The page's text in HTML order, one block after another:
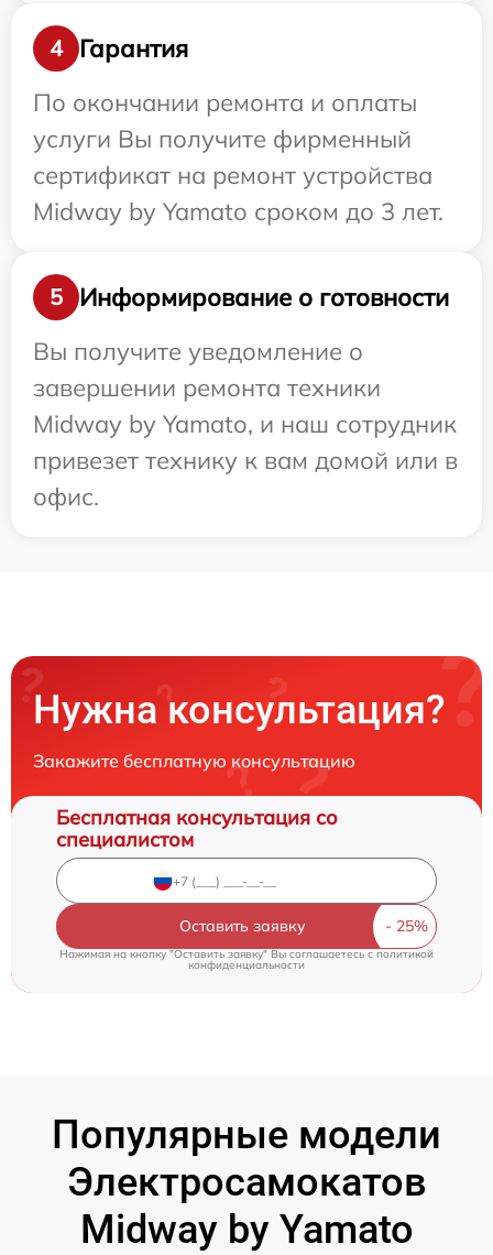
4
Гарантия
По окончании ремонта и оплаты
услуги Вы получите фирменный
сертификат на ремонт устройства
Midway by Yamato сроком до 3 лет.
5
Информирование о готовности
Вы получите уведомление о
завершении ремонта техники
Midway by Yamato, и наш сотрудник
привезет технику к вам домой или в
офис.
Нужна консультация?
Закажите бесплатную консультацию
Бесплатная консультация со
специалистом
Оставить заявку
Нажимая на кнопку "Оставить заявку" Вы соглашаетесь c политикой
конфиденциальности
Популярные модели
Электросамокатов
Midway by Yamato